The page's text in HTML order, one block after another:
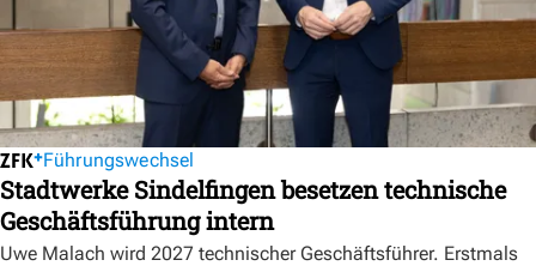
Führungswechsel
Stadtwerke Sindelfingen besetzen technische
Geschäftsführung intern
Uwe Malach wird 2027 technischer Geschäftsführer. Erstmals